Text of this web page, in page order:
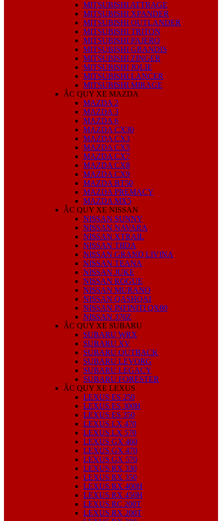
MITSUBISHI ATTRAGE
MITSUBISHI XPANDER
MITSUBISHI OUTLANDER
MITSUBISHI TRITON
MITSUBISHI PAJERO
MITSUBISHI GRANDIS
MITSUBISHI ZINGER
MITSUBISHI JOLIE
MITSUBISHI LANCER
MITSUBISHI MIRAGE
ẮC QUY XE MAZDA
MAZDA 2
MAZDA 3
MAZDA 6
MAZDA CX30
MAZDA CX3
MAZDA CX5
MAZDA CX7
MAZDA CX8
MAZDA CX9
MAZDA BT50
MAZDA PREMACY
MAZDA MX5
ẮC QUY XE NISSAN
NISSAN SUNNY
NISSAN NAVARA
NISSAN XTRAIL
NISSAN TIIDA
NISSAN GRAND LIVINA
NISSAN TEANA
NISSAN JUKE
NISSAN ROGUE
NISSAN MURANO
NISSAN QASHQAI
NISSAN INFINITI QX80
NISSAN 370Z
ẮC QUY XE SUBARU
SUBARU WRX
SUBARU XV
SUBARU OUTBACK
SUBARU LEVORG
SUBARU LEGACY
SUBARU FORESTER
ẮC QUY XE LEXUS
LEXUS ES 250
LEXUS ES 300H
LEXUS ES 350
LEXUS LX 470
LEXUS LX 570
LEXUS GX 460
LEXUS GX 470
LEXUS GX 570
LEXUS RX 330
LEXUS RX 350
LEXUS RX 400H
LEXUS RX 450H
LEXUS RC 200T
LEXUS RX 200T